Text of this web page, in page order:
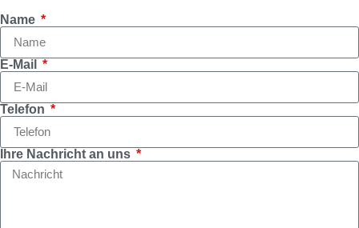
Name
E-Mail
Telefon
Ihre Nachricht an uns